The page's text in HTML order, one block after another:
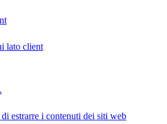
lato client
estrarre i contenuti dei siti web